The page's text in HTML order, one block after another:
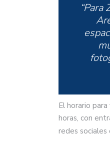
El horario
horas, con
redes sociales